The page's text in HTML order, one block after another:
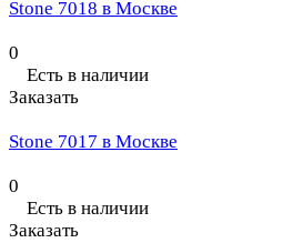
Stone 7018 в Москве
0
Есть в наличии
Заказать
Stone 7017 в Москве
0
Есть в наличии
Заказать